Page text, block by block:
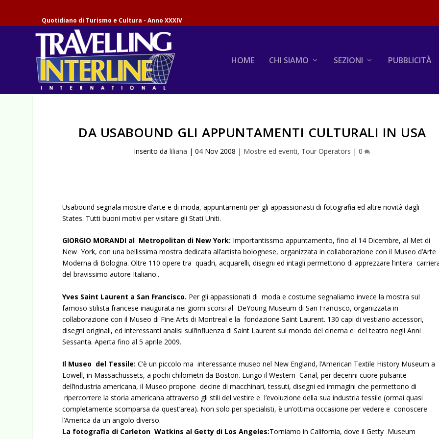
Quotidiano di Turismo e Cultura - Anno XXXIV
HOME CHI SIAMO SEZIONI PUBBLICITÀ
DA USABOUND GLI APPUNTAMENTI CULTURALI IN USA
Inserito daliliana |04 Nov 2008 | Mostre ed eventi, Tour Operators |0
Usabound segnala mostre d’arte e di moda, appuntamenti per gli appassionasti di fotografia ed altre novità dagli
States. Tutti buoni motivi per visitare gli Stati Uniti.
GIORGIO MORANDI al Metropolitan di New York: Importantissmo appuntamento, fino al 14 Dicembre, al Met di
New York, con una bellissima mostra dedicata all’artista bolognese, organizzata in collaborazione con il Museo d’Arte
Moderna di Bologna. Oltre 110 opere tra quadri, acquarelli, disegni ed intagli permettono di apprezzare l’intera
del bravissimo autore Italiano..
Yves Saint Laurent a San Francisco. Per gli appassionati di moda e costume segnaliamo invece la mostra sul
famoso stilista francese inaugurata nei giorni scorsi al DeYoung Museum di San Francisco, organizzata in
collaborazione con il Museo di Fine Arts di Montreal e la fondazione Saint Laurent. 130 capi di vestiario accessori,
disegni originali, ed interessanti analisi sull’influenza di Saint Laurent sul mondo del cinema e del teatro negli Anni
Sessanta. Aperta fino al 5 aprile 2009.
Il Museo del Tessile:C’è un piccolo ma interessante museo nel New England, l’American Textile History Museum a
Lowell, in Massachussets, a pochi chilometri da Boston. Lungo il Western Canal, per decenni cuore pulsante
dell’industria americana, il Museo propone decine di macchinari, tessuti, disegni ed immagini che permettono di
ripercorrere la storia americana attraverso gli stili del vestire e l’evoluzione della sua industria tessile (ormai quasi
completamente scomparsa da quest’area). Non solo per specialisti, è un’ottima occasione per vedere e conoscere
l’America da un angolo diverso.
La fotografia di Carleton Watkins al Getty di Los Angeles:Torniamo in California, dove il Getty Museum